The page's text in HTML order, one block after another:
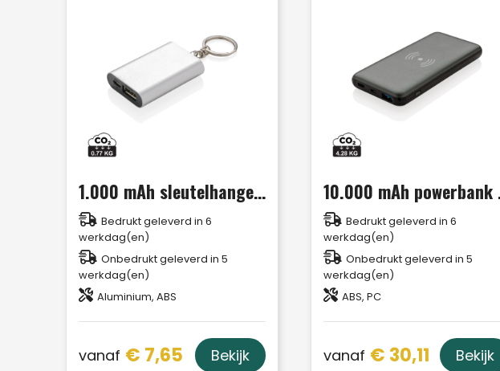
1.000 mAh sleutelhanger powerbank
Bedrukt geleverd in 6
werkdag(en)
Onbedrukt geleverd in 5
werkdag(en)
Aluminium, ABS
vanaf € 7,65 Bekijk
Bedrukt geleverd in 6
werkdag(en)
Onbedrukt geleverd in 5
werkdag(en)
ABS, PC
vanaf € 30,11 Bekijk